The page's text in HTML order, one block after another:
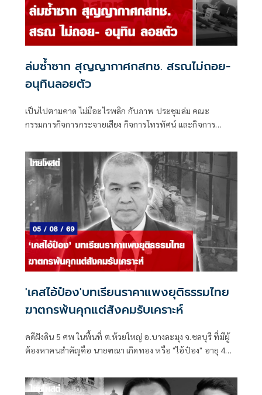
ล่มซ้ำซาก สุญญากาศกสทช. สรณไม่ถอย-
อนุทินลอยตัว
เป็นไปตามคาด ไม่มีอะไรพลิก กับภาพ ประชุมล่ม คณะ
กรรมการกิจการกระจายเสียง กิจการโทรทัศน์ และกิจการ
'เคสไอ้ป๋อง'บทเรียนราคาแพงยุติธรรมไทย
ฆาตกรพ้นคุกแต่สังคมรับเคราะห์
คดีฝังดิน 5 ศพ ในพื้นที่ ต.ห้วยใหญ่ อ.บางละมุง จ.ชลบุรี ที่มีผู้
ต้องหาคนสำคัญคือ นายฑณา เกิดทอง หรือ "ไอ้ป๋อง" อายุ 43